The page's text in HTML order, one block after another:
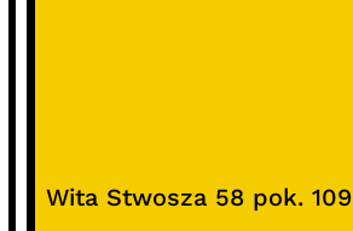
Wita Stwosza 58 pok. 109